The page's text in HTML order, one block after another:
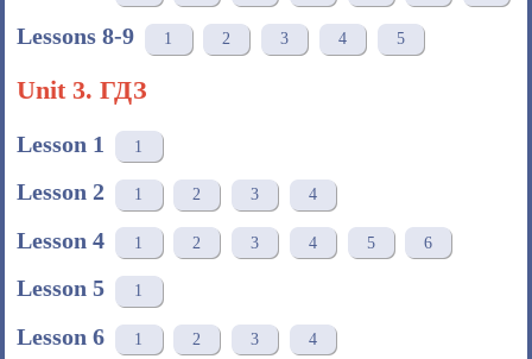
Lessons 8-9 1 2 3 4 5
Unit 3. ГДЗ
Lesson 1 1
Lesson 2 1 2 3 4
Lesson 4 1 2 3 4 5 6
Lesson 5 1
Lesson 6 1 2 3 4